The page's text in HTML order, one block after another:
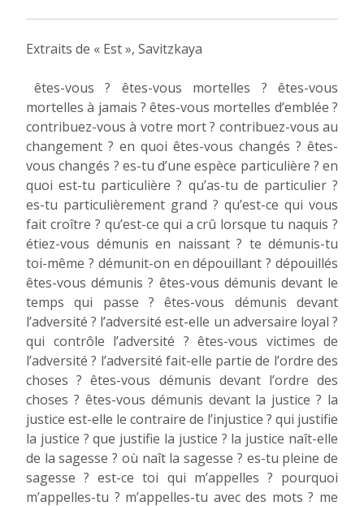
Extraits de « Est », Savitzkaya
êtes-vous ? êtes-vous mortelles ? êtes-vous
mortelles à jamais ? êtes-vous mortelles d’emblée ?
contribuez-vous à votre mort ? contribuez-vous au
changement ? en quoi êtes-vous changés ? êtes-
vous changés ? es-tu d’une espèce particulière ? en
quoi est-tu particulière ? qu’as-tu de particulier ?
es-tu particulièrement grand ? qu’est-ce qui vous
fait croître ? qu’est-ce qui a crû lorsque tu naquis ?
étiez-vous démunis en naissant ? te démunis-tu
toi-même ? démunit-on en dépouillant ? dépouillés
êtes-vous démunis ? êtes-vous démunis devant le
temps qui passe ? êtes-vous démunis devant
l’adversité ? l’adversité est-elle un adversaire loyal ?
qui contrôle l’adversité ? êtes-vous victimes de
l’adversité ? l’adversité fait-elle partie de l’ordre des
choses ? êtes-vous démunis devant l’ordre des
choses ? êtes-vous démunis devant la justice ? la
justice est-elle le contraire de l’injustice ? qui justifie
la justice ? que justifie la justice ? la justice naît-elle
de la sagesse ? où naît la sagesse ? es-tu pleine de
sagesse ? est-ce toi qui m’appelles ? pourquoi
m’appelles-tu ? m’appelles-tu avec des mots ? me